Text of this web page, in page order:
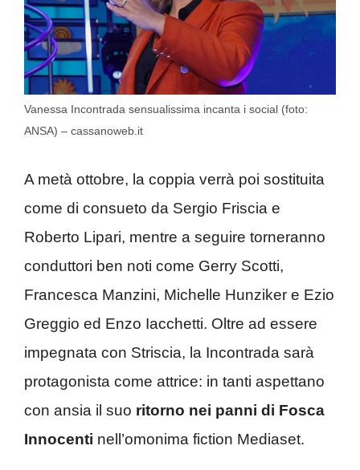
Vanessa Incontrada sensualissima incanta i social (foto:
ANSA) – cassanoweb.it
A metà ottobre, la coppia verrà poi sostituita
come di consueto da Sergio Friscia e
Roberto Lipari, mentre a seguire torneranno
conduttori ben noti come Gerry Scotti,
Francesca Manzini, Michelle Hunziker e Ezio
Greggio ed Enzo Iacchetti. Oltre ad essere
impegnata con Striscia, la Incontrada sarà
protagonista come attrice: in tanti aspettano
con ansia il suo ritorno nei panni di Fosca
Innocenti nell’omonima fiction Mediaset.